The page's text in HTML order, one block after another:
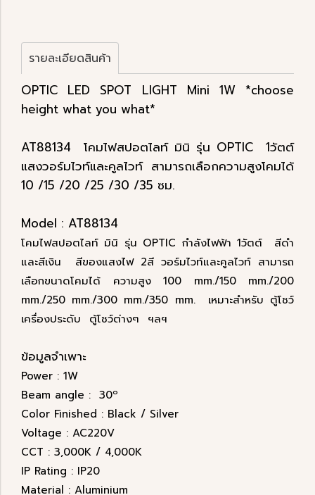
รายละเอียดสินค้า
OPTIC LED SPOT LIGHT Mini 1W *choose
height what you what*
AT88134 โคมไฟสปอตไลท์ มินิ รุ่น OPTIC 1วัตต์
แสงวอร์มไวท์และคูลไวท์ สามารถเลือกความสูงโคมได้
10 /15 /20 /25 /30 /35 ซม.
Model : AT88134
โคมไฟสปอตไลท์ มินิ รุ่น OPTIC กำลังไฟฟ้า 1วัตต์ สีดำ
และสีเงิน สีของแสงไฟ 2สี วอร์มไวท์และคูลไวท์ สามารถ
เลือกขนาดโคมได้ ความสูง 100 mm./150 mm./200
mm./250 mm./300 mm./350 mm. เหมาะสำหรับ ตู้โชว์
เครื่องประดับ ตู้โชว์ต่างๆ ฯลฯ
ข้อมูลจำเพาะ
Power : 1W
Beam angle : 30º
Color Finished : Black / Silver
Voltage : AC220V
CCT : 3,000K / 4,000K
IP Rating : IP20
Material : Aluminium